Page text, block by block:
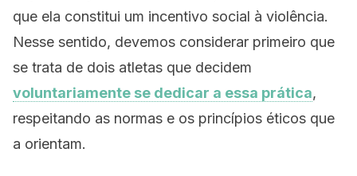
que ela constitui um incentivo social à violência.
Nesse sentido, devemos considerar primeiro que
se trata de dois atletas que decidem
voluntariamente se dedicar a essa prática,
respeitando as normas e os princípios éticos que
a orientam.